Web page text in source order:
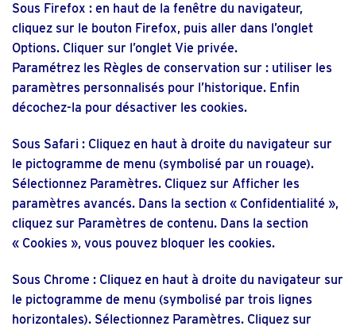
Sous Firefox : en haut de la fenêtre du navigateur,
cliquez sur le bouton Firefox, puis aller dans l’onglet
Options. Cliquer sur l’onglet Vie privée.
Paramétrez les Règles de conservation sur : utiliser les
paramètres personnalisés pour l’historique. Enfin
décochez-la pour désactiver les cookies.
Sous Safari : Cliquez en haut à droite du navigateur sur
le pictogramme de menu (symbolisé par un rouage).
Sélectionnez Paramètres. Cliquez sur Afficher les
paramètres avancés. Dans la section « Confidentialité »,
cliquez sur Paramètres de contenu. Dans la section
« Cookies », vous pouvez bloquer les cookies.
Sous Chrome : Cliquez en haut à droite du navigateur sur
le pictogramme de menu (symbolisé par trois lignes
horizontales). Sélectionnez Paramètres. Cliquez sur